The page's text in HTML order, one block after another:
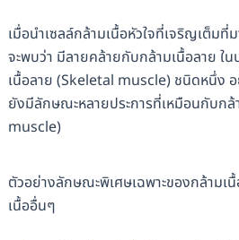
เมื่อนำเซลล์กล้ามเนื้อหัวใจที่เจริญเต็ม
จะพบว่า มีลายคล้ายกับกล้ามเนื้อลาย ใน
เนื้อลาย (Skeletal muscle) ชนิดหนึ่ง อ
ยังมีลักษณะหลายประการที่เหมือนกับก
muscle)
ตัวอย่างลักษณะพิเศษเฉพาะของกล้ามเ
เนื้ออื่นๆ